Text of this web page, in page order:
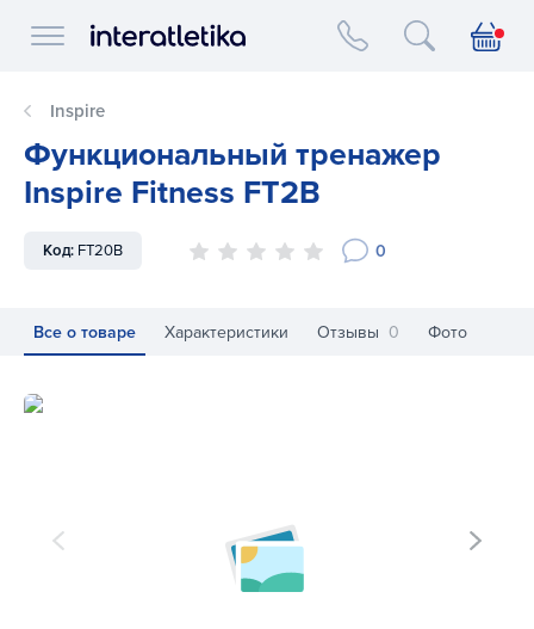
Interatletika logo
Inspire
Функциональный тренажер
Inspire Fitness FT2B
Код: FT20B 0
Все о товаре Характеристики Отзывы 0 Фото
Функциональный тренажер Inspire Fitness FT2B